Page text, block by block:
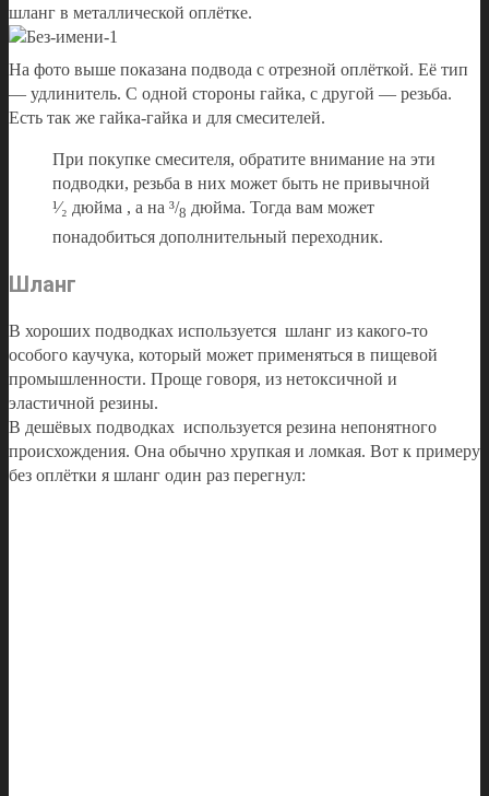
шланг в металлической оплётке.
На фото выше показана подвода с отрезной оплёткой. Её тип
— удлинитель. С одной стороны гайка, с другой — резьба.
Есть так же гайка-гайка и для смесителей.
При покупке смесителя, обратите внимание на эти
подводки, резьба в них может быть не привычной
¹⁄₂ дюйма , а на ³/8 дюйма. Тогда вам может
понадобиться дополнительный переходник.
Шланг
В хороших подводках используется шланг из какого-то
особого каучука, который может применяться в пищевой
промышленности. Проще говоря, из нетоксичной и
эластичной резины.
В дешёвых подводках используется резина непонятного
происхождения. Она обычно хрупкая и ломкая. Вот к примеру
без оплётки я шланг один раз перегнул: